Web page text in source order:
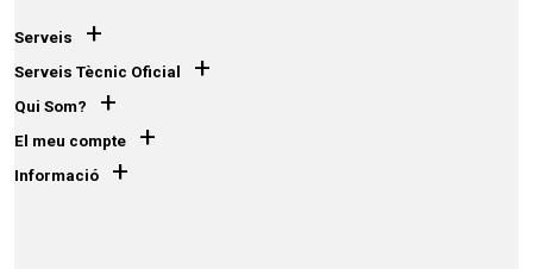
Serveis +
Serveis Tècnic Oficial +
Qui Som? +
El meu compte +
Informació +